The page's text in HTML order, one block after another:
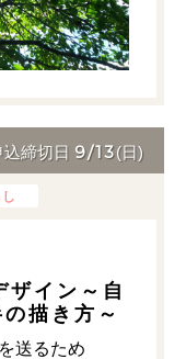
締切日 9/13(日)
ザイン～自
描き方～
送るため